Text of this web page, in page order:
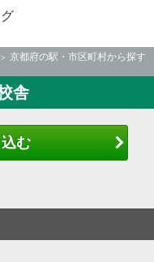
京都府の駅・市区町村から探す
舎
む